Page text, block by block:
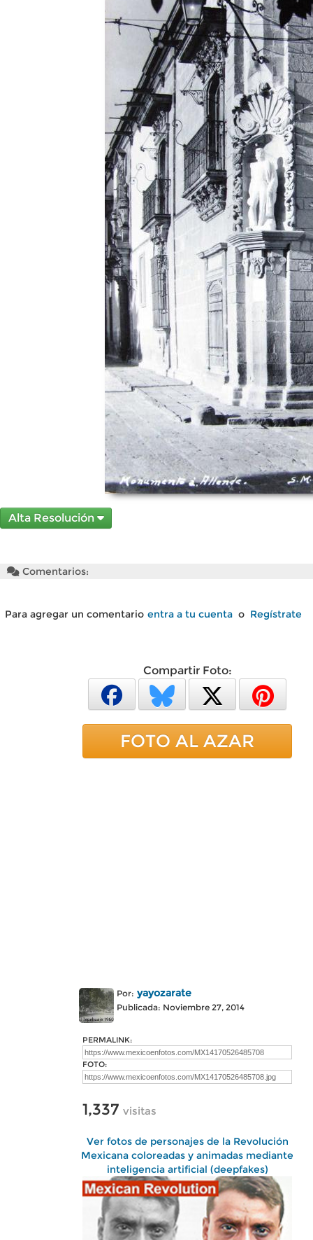
Alta Resolución
Comentarios:
Para agregar un comentario entra a tu cuenta o Regístrate
Compartir Foto:
FOTO AL AZAR
Por: yayozarate
Publicada: Noviembre 27, 2014
PERMALINK:
FOTO:
1,337 visitas
Ver fotos de personajes de la Revolución
Mexicana coloreadas y animadas mediante
inteligencia artificial (deepfakes)